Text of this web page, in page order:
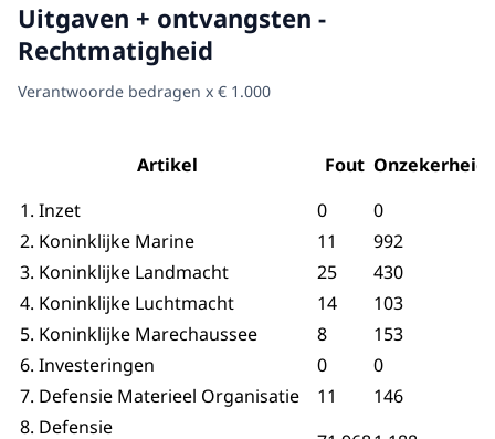
Uitgaven + ontvangsten -
Rechtmatigheid
Verantwoorde bedragen x € 1.000
Artikel Fout Onzekerheid
1. Inzet
0 0
2. Koninklijke Marine
11 992
3. Koninklijke Landmacht
25 430
4. Koninklijke Luchtmacht
14 103
5. Koninklijke Marechaussee
8 153
6. Investeringen
0 0
7. Defensie Materieel Organisatie
11 146
8. Defensie